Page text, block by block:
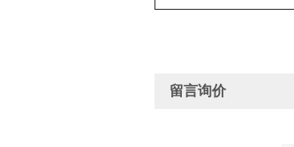
留言询价